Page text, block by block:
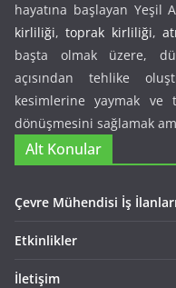
hayatına başlayan Yeşil
kirliliği,toprak kirliliği,
başta olmak üzere,
açısından tehlike
kesimlerine yaymak
dönüşmesini sağlamak
Alt Konular
Çevre Mühendisi İş İlanları
Etkinlikler
İletişim